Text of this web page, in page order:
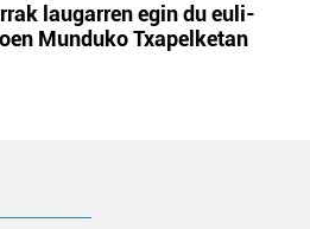
laugarren egin du euli-
Munduko Txapelketan